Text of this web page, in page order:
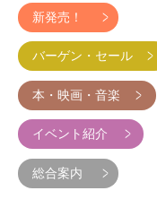
新発売！
バーゲン・セール
本・映画・音楽
イベント紹介
総合案内